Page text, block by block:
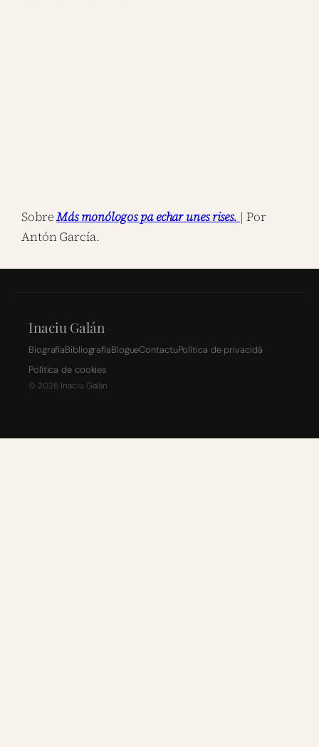
SobreMás monólogos pa echar unes rises. | Por
Antón García.
Inaciu Galán
BiografíaBibliografíaBlogueContactuPolítica de privacidá
Política de cookies
© 2026 Inaciu Galán